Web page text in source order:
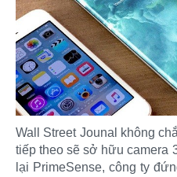
Wall Street Jounal không
tiếp theo sẽ sở hữu camera
lại PrimeSense, công ty